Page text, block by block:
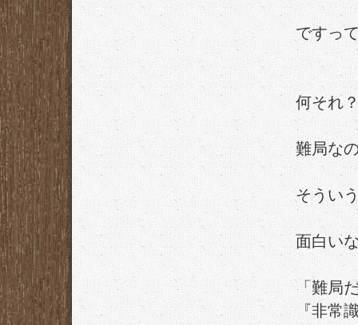
ですっ
何そ
難局な
そうい
面白い
「難局
『非常